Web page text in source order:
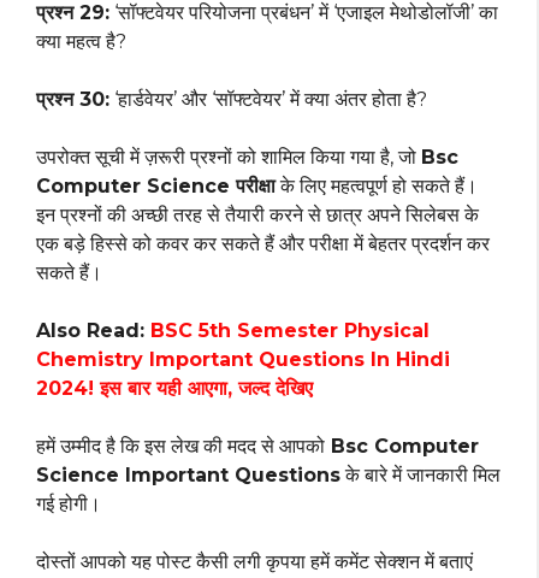
प्रश्न 29: ‘सॉफ्टवेयर परियोजना प्रबंधन’ में ‘एजाइल मेथोडोलॉजी’ का
क्या महत्व है?
प्रश्न 30: ‘हार्डवेयर’ और ‘सॉफ्टवेयर’ में क्या अंतर होता है?
उपरोक्त सूची में ज़रूरी प्रश्नों को शामिल किया गया है, जो Bsc
Computer Science परीक्षाके लिए महत्वपूर्ण हो सकते हैं।
इन प्रश्नों की अच्छी तरह से तैयारी करने से छात्र अपने सिलेबस के
एक बड़े हिस्से को कवर कर सकते हैं और परीक्षा में बेहतर प्रदर्शन कर
सकते हैं।
Also Read: BSC 5th Semester Physical
Chemistry Important Questions In Hindi
2024! इस बार यही आएगा, जल्द देखिए
हमें उम्मीद है कि इस लेख की मदद से आपको Bsc Computer
Science Important Questionsके बारे में जानकारी मिल
गई होगी।
दोस्तों आपको यह पोस्ट कैसी लगी कृपया हमें कमेंट सेक्शन में बताएं